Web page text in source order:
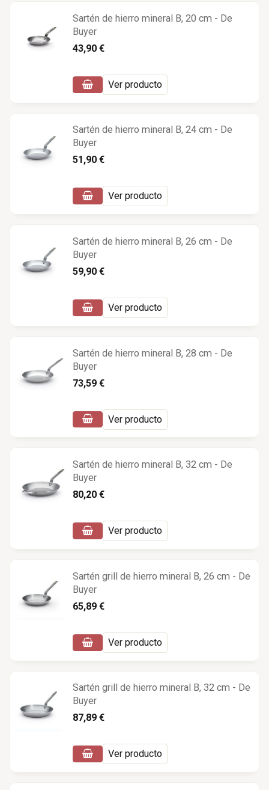
Sartén de hierro mineral B, 20 cm - De
Buyer
43,90 €
Ver producto
Sartén de hierro mineral B, 24 cm - De
Buyer
51,90 €
Ver producto
Sartén de hierro mineral B, 26 cm - De
Buyer
59,90 €
Ver producto
Sartén de hierro mineral B, 28 cm - De
Buyer
73,59 €
Ver producto
Sartén de hierro mineral B, 32 cm - De
Buyer
80,20 €
Ver producto
Sartén grill de hierro mineral B, 26 cm - De
Buyer
65,89 €
Ver producto
Sartén grill de hierro mineral B, 32 cm - De
Buyer
87,89 €
Ver producto